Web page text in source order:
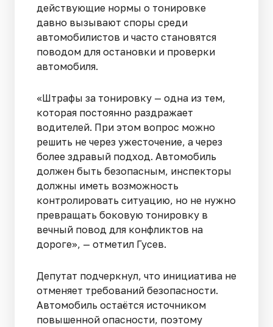
действующие нормы о тонировке
давно вызывают споры среди
автомобилистов и часто становятся
поводом для остановки и проверки
автомобиля.
«Штрафы за тонировку — одна из тем,
которая постоянно раздражает
водителей. При этом вопрос можно
решить не через ужесточение, а через
более здравый подход. Автомобиль
должен быть безопасным, инспекторы
должны иметь возможность
контролировать ситуацию, но не нужно
превращать боковую тонировку в
вечный повод для конфликтов на
дороге», — отметил Гусев.
Депутат подчеркнул, что инициатива не
отменяет требований безопасности.
Автомобиль остаётся источником
повышенной опасности, поэтому